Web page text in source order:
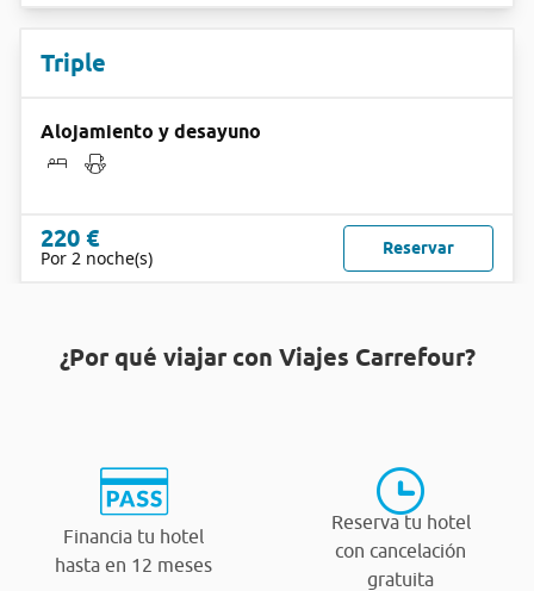
Triple
Alojamiento y desayuno
220 €
Por 2 noche(s) Reservar
¿Por qué viajar con Viajes Carrefour?
Financia tu hotel
hasta en 12 meses
Reserva tu hotel
con cancelación
gratuita